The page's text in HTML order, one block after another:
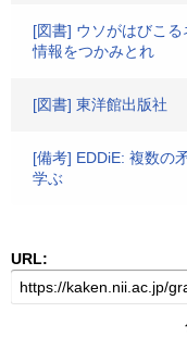
[図書] ウソがはびこ
情報をつかみとれ
[図書] 東洋館出版社
[備考] EDDiE: 複数の
学ぶ
URL: